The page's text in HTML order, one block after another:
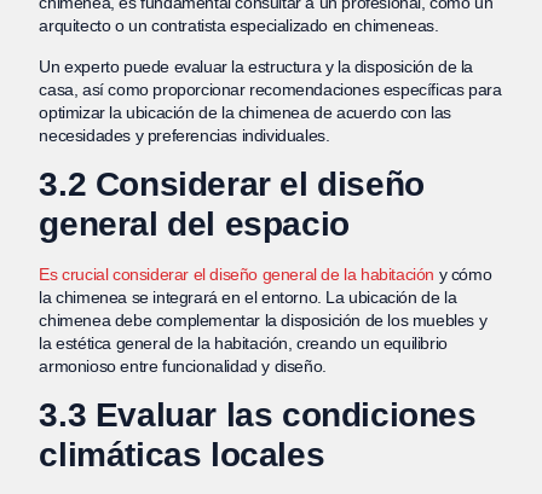
arquitecto o un contratista especializado en chimeneas.
Un experto puede evaluar la estructura y la disposición de la
casa, así como proporcionar recomendaciones específicas para
optimizar la ubicación de la chimenea de acuerdo con las
necesidades y preferencias individuales.
3.2 Considerar el diseño
general del espacio
Es crucial considerar el diseño general de la habitación y cómo
la chimenea se integrará en el entorno. La ubicación de la
chimenea debe complementar la disposición de los muebles y
la estética general de la habitación, creando un equilibrio
armonioso entre funcionalidad y diseño.
3.3 Evaluar las condiciones
climáticas locales